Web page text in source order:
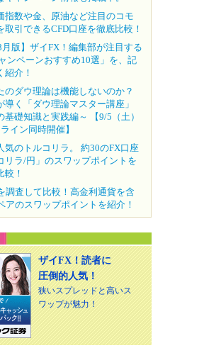
指数や金、原油など注目のコモ
取引できるCFD口座を徹底比較！
月版】ザイFX！編集部が注目する
ンペーンおすすめ10選」を、記
紹介！
のダウ理論は機能しないのか？
導く「ダウ理論マスター講座」
基礎知識と実践編～ 【9/5（土）
イン同時開催】
気のトルコリラ。 約30のFX口座
リラ/円」のスワップポイントを
較！
調査して比較！高金利通貨を含
アのスワップポイントを紹介！
ザイFX！読者に
圧倒的人気！
狭いスプレッドと高いス
ワップが魅力！